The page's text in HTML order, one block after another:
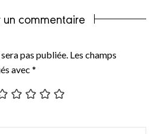
un commentaire
pas publiée. Les champs
avec *